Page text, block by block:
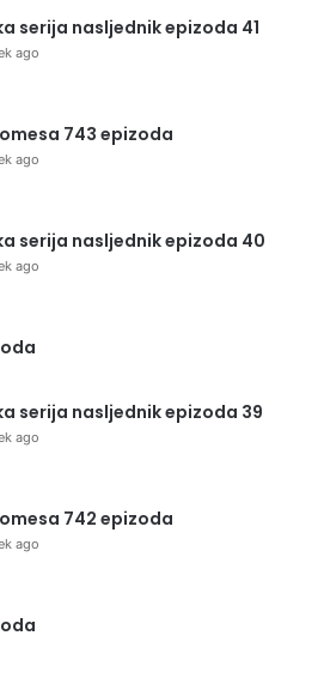
serija nasljednik epizoda 41
ago
743 epizoda
ago
serija nasljednik epizoda 40
ago
serija nasljednik epizoda 39
ago
742 epizoda
ago